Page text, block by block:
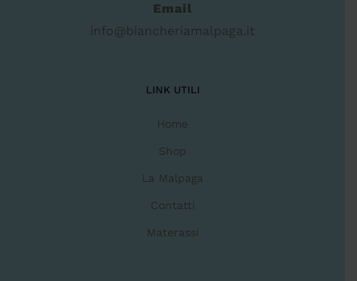
Email
info@biancheriamalpaga.it
LINK UTILI
Home
Shop
La Malpaga
Contatti
Materassi